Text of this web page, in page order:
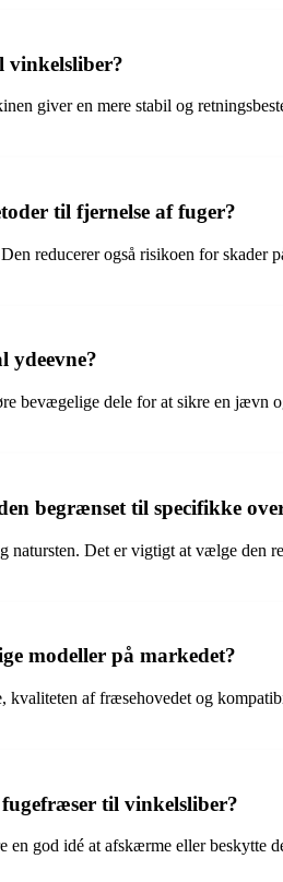
vinkelsliber?
giver en mere stabil og
til fjernelse af fuger?
reducerer også risikoen for skader
ydeevne?
bevægelige dele for at sikre en
begrænset til specifikke
Det er vigtigt at vælge den
modeller på markedet?
af fræsehovedet og
til vinkelsliber?
god idé at afskærme eller beskytte